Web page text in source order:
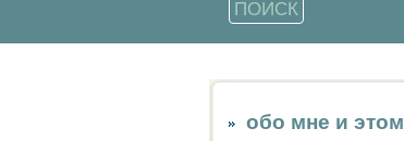
обо мне и этом